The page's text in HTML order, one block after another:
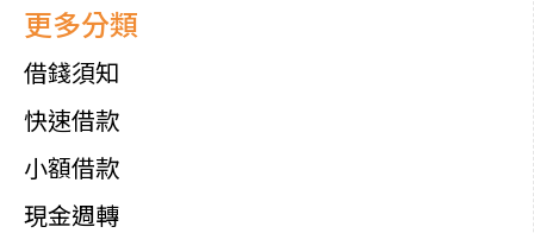
更多分類
借錢須知
快速借款
小額借款
現金週轉